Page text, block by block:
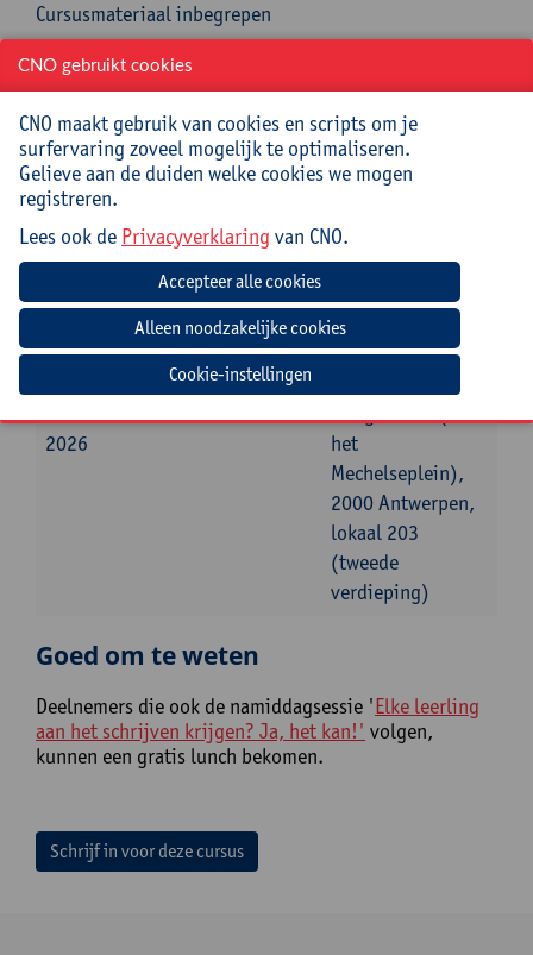
Cursusmateriaal inbegrepen
Jouw bijdrage: 69 EUR.
reinhilde.mampuys@uantwerpen.be
Mee te brengen door cursist
Een boek dat je zelf zou willen aanraden aan tieners.
Datum
Beginuur Einduur
Locatie
maandag
2026
09:00u 12:00u
Universiteit
het
Mechelseplein),
2000 Antwerpen,
lokaal 203
(tweede
verdieping)
Goed om te weten
Deelnemers die ook de namiddagsessie 'Elke leerling
aan het schrijven krijgen? Ja, het kan!' volgen,
kunnen een gratis lunch bekomen.
Schrijf in voor deze cursus
CNO gebruikt cookies
CNO maakt gebruik van cookies en scripts om je
surfervaring zoveel mogelijk te optimaliseren.
Gelieve aan de duiden welke cookies we mogen
registreren.
Lees ook de Privacyverklaring van CNO.
Cookie-instellingen